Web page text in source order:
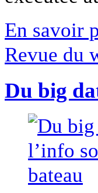
En savoir
Revue du
Du big